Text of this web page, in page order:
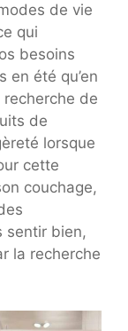
de vie
qui
besoins
en été qu’en
de
de
lorsque
cette
couchage,
sentir bien,
la recherche